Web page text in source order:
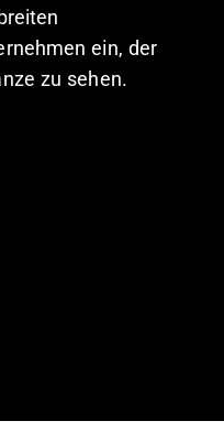
ein, der
zu sehen.